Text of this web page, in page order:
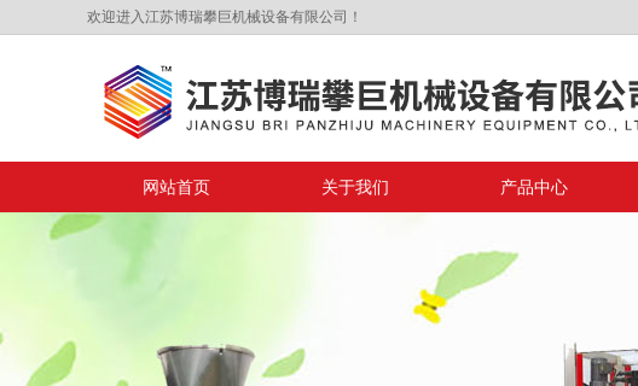
欢迎进入江苏博瑞攀巨机械设备有限公司！
网站首页 关于我们 产品中心